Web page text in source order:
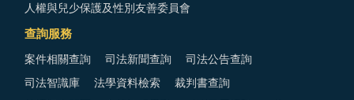
人權與兒少保護及性別友善委員會
查詢服務
案件相關查詢 司法新聞查詢 司法公告查詢
司法智識庫 法學資料檢索 裁判書查詢